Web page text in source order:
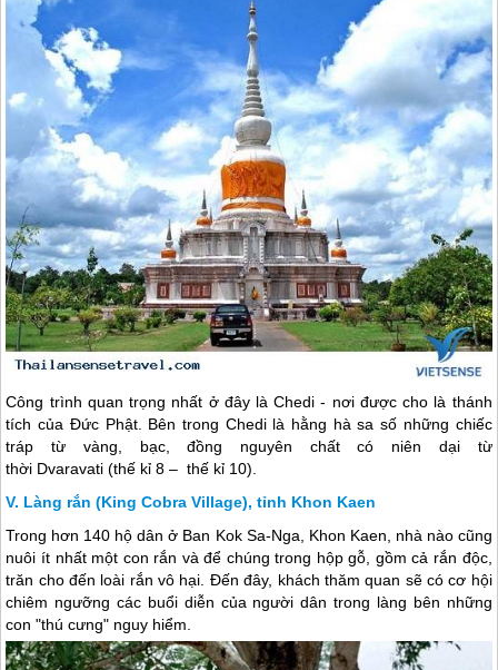
Công trình quan trọng nhất ở đây là Chedi - nơi được cho là thánh
tích của Đức Phật. Bên trong Chedi là hằng hà sa số những chiếc
tráp từ vàng, bạc, đồng nguyên chất có niên dại từ
thời Dvaravati (thế kỉ 8 – thế kỉ 10).
Làng rắn (King Cobra Village), tỉnh Khon Kaen
Trong hơn 140 hộ dân ở Ban Kok Sa-Nga, Khon Kaen, nhà nào cũng
nuôi ít nhất một con rắn và để chúng trong hộp gỗ, gồm cả rắn độc,
trăn cho đến loài rắn vô hại. Đến đây, khách thăm quan sẽ có cơ hội
chiêm ngưỡng các buổi diễn của người dân trong làng bên những
con "thú cưng" nguy hiểm.